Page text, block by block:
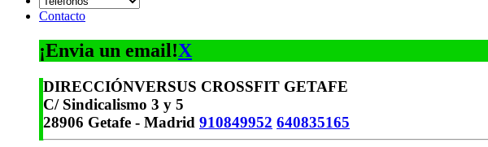
Contacto
¡Envia un email!X
DIRECCIÓNVERSUS CROSSFIT GETAFE
C/ Sindicalismo 3 y 5
28906 Getafe - Madrid 910849952 640835165